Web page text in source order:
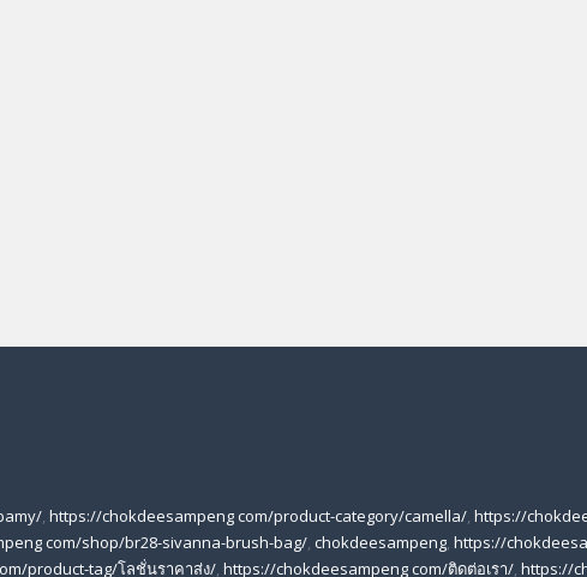
, https://chokdeesampeng com/product-category/camella/, https://
com/shop/br28-sivanna-brush-bag/, chokdeesampeng, https://
product-tag/โลชั่นราคาส่ง/, https://chokdeesampeng com/ติดต่อเรา/, https://